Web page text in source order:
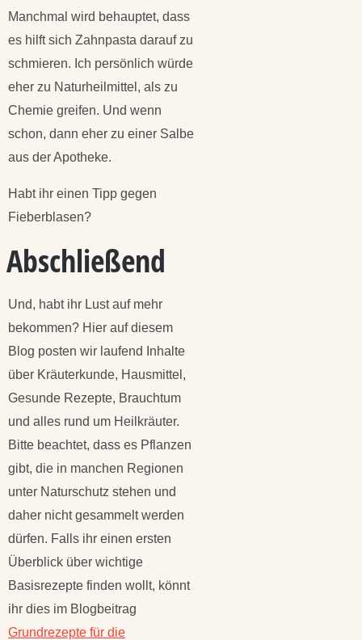
Manchmal wird behauptet, dass
es hilft sich Zahnpasta darauf zu
schmieren. Ich persönlich würde
eher zu Naturheilmittel, als zu
Chemie greifen. Und wenn
schon, dann eher zu einer Salbe
aus der Apotheke.
Habt ihr einen Tipp gegen
Fieberblasen?
Abschließend
Und, habt ihr Lust auf mehr
bekommen? Hier auf diesem
Blog posten wir laufend Inhalte
über Kräuterkunde, Hausmittel,
Gesunde Rezepte, Brauchtum
und alles rund um Heilkräuter.
Bitte beachtet, dass es Pflanzen
gibt, die in manchen Regionen
unter Naturschutz stehen und
daher nicht gesammelt werden
dürfen. Falls ihr einen ersten
Überblick über wichtige
Basisrezepte finden wollt, könnt
ihr dies im Blogbeitrag
Grundrezepte für die